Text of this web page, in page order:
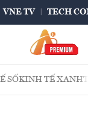
VNE TV TECH
SỐKINH TẾ XANH